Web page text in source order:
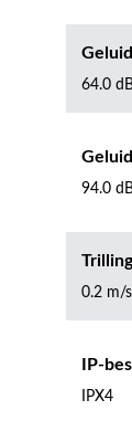
64.0
94.0
0.2 m/
IP-
IPX4